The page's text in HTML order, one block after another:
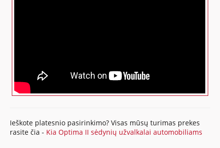
Ieškote platesnio pasirinkimo? Visas mūsų turimas prekes
rasite čia - Kia Optima II sėdynių užvalkalai automobiliams